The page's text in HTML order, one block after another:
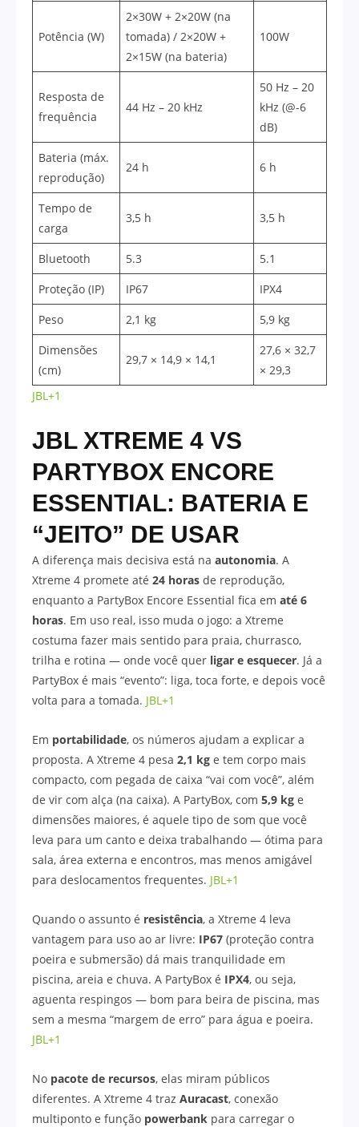
Potência (W)
2×30W + 2×20W (na
tomada) / 2×20W +
2×15W (na bateria)
100W
Resposta de
frequência
44 Hz – 20 kHz
50 Hz – 20
kHz (@-6
dB)
Bateria (máx.
reprodução)
24 h 6 h
Tempo de
carga
3,5 h 3,5 h
Bluetooth 5.3
5.1
Proteção (IP)
IP67
IPX4
Peso
2,1 kg
5,9 kg
Dimensões
(cm)
29,7 × 14,9 × 14,1
27,6 × 32,7
× 29,3
JBL+1
JBL XTREME 4 VS
PARTYBOX ENCORE
ESSENTIAL: BATERIA E
“JEITO” DE USAR
A diferença mais decisiva está na autonomia. A
Xtreme 4 promete até 24 horas de reprodução,
enquanto a PartyBox Encore Essential fica em até 6
horas. Em uso real, isso muda o jogo: a Xtreme
costuma fazer mais sentido para praia, churrasco,
trilha e rotina — onde você quer ligar e esquecer. Já a
PartyBox é mais “evento”: liga, toca forte, e depois você
volta para a tomada. JBL+1
Em portabilidade, os números ajudam a explicar a
proposta. A Xtreme 4 pesa 2,1 kg e tem corpo mais
compacto, com pegada de caixa “vai com você”, além
de vir com alça (na caixa). A PartyBox, com 5,9 kg e
dimensões maiores, é aquele tipo de som que você
leva para um canto e deixa trabalhando — ótima para
sala, área externa e encontros, mas menos amigável
para deslocamentos frequentes. JBL+1
Quando o assunto é resistência, a Xtreme 4 leva
vantagem para uso ao ar livre: IP67 (proteção contra
poeira e submersão) dá mais tranquilidade em
piscina, areia e chuva. A PartyBox é IPX4, ou seja,
aguenta respingos — bom para beira de piscina, mas
sem a mesma “margem de erro” para água e poeira.
JBL+1
No pacote de recursos, elas miram públicos
diferentes. A Xtreme 4 traz Auracast, conexão
multiponto e função powerbank para carregar o